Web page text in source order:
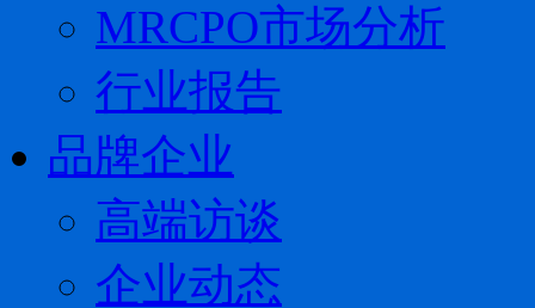
MRCPO市场分析
行业报告
品牌企业
高端访谈
企业动态